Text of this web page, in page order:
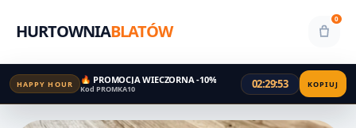
HURTOWNIABLATÓW
0
HAPPY HOUR 🔥 PROMOCJA WIECZORNA -10%
Kod PROMKA10 02:29:52 KOPIUJ